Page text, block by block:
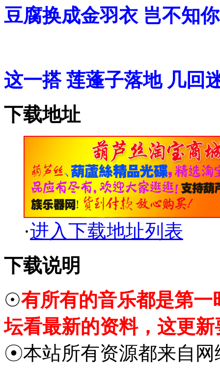
豆腐换成金羽衣 岂不知
这一搭 莲蓬子落地 几回
下载地址
·进入下载地址列表
下载说明
☉有所有的音乐都是第
坛看最新的资料，这更
☉本站所有资源都来自网